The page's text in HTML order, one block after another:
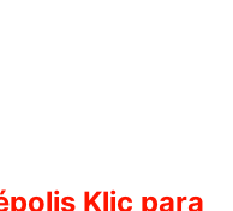
Klic para